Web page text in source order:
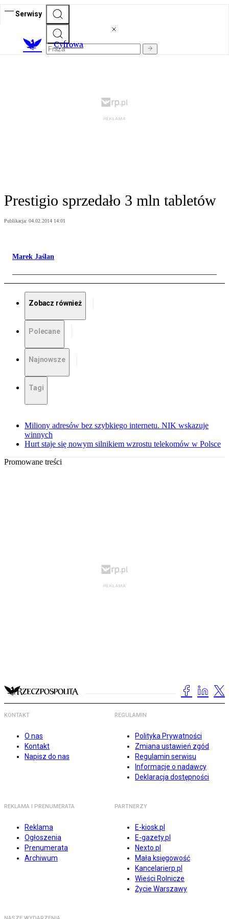
Serwisy
Cyfrowa
Prestigio sprzedało 3 mln tabletów
Publikacja: 04.02.2014 14:01
Marek Jaślan
Zobacz również
Polecane
Najnowsze
Tagi
Miliony adresów bez szybkiego internetu. NIK wskazuje
winnych
Hurt staje się nowym silnikiem wzrostu telekomów w Polsce
Promowane treści
KONTAKT
O nas
Kontakt
Napisz do nas
REGULAMIN
Polityka Prywatności
Zmiana ustawień zgód
Regulamin serwisu
Informacje o nadawcy
Deklaracja dostępności
REKLAMA I PRENUMERATA
Reklama
Ogłoszenia
Prenumerata
Archiwum
PARTNERZY
E-kiosk.pl
E-gazety.pl
Nexto.pl
Mała księgowość
Kancelarierp.pl
Wieści Rolnicze
Życie Warszawy